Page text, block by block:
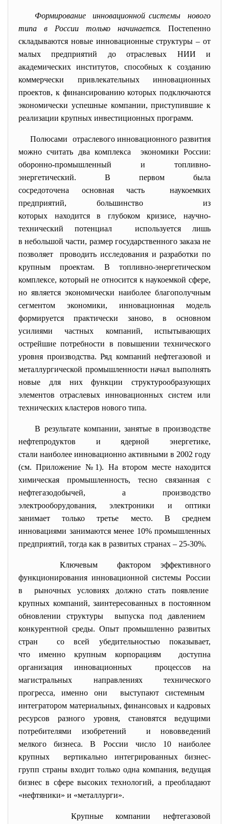
Формирование инновационной системы нового
типа в России только начинается. Постепенно
складываются новые инновационные структуры – от
малых предприятий до отраслевых НИИ и
академических институтов, способных к созданию
коммерчески привлекательных инновационных
проектов, к финансированию которых подключаются
экономически успешные компании, приступившие к
реализации крупных инвестиционных программ.
Полюсами отраслевого инновационного развития
можно считать два комплекса экономики России:
оборонно-промышленный и топливно-
энергетический. В первом была
сосредоточена основная часть наукоемких
предприятий, большинство из
которых находится в глубоком кризисе, научно-
технический потенциал используется лишь
в небольшой части, размер государственного заказа не
позволяет проводить исследования и разработки по
крупным проектам. В топливно-энергетическом
комплексе, который не относится к наукоемкой сфере,
но является экономически наиболее благополучным
сегментом экономики, инновационная модель
формируется практически заново, в основном
усилиями частных компаний, испытывающих
острейшие потребности в повышении технического
уровня производства. Ряд компаний нефтегазовой и
металлургической промышленности начал выполнять
новые для них функции структурообразующих
элементов отраслевых инновационных систем или
технических кластеров нового типа.
В результате компании, занятые в производстве
нефтепродуктов и ядерной энергетике,
стали наиболее инновационно активными в 2002 году
(см. Приложение №1). На втором месте находится
химическая промышленность, тесно связанная с
нефтегазодобычей, а производство
электрооборудования, электроники и оптики
занимает только третье место. В среднем
инновациями занимаются менее 10% промышленных
предприятий, тогда как в развитых странах – 25-30%.
Ключевым фактором эффективного
функционирования инновационной системы России
в рыночных условиях должно стать появление
крупных компаний, заинтересованных в постоянном
обновлении структуры выпуска под давлением
конкурентной среды. Опыт промышленно развитых
стран со всей убедительностью показывает,
что именно крупным корпорациям доступна
организация инновационных процессов на
магистральных направлениях технического
прогресса, именно они выступают системным
интегратором материальных, финансовых и кадровых
ресурсов разного уровня, становятся ведущими
потребителями изобретений и нововведений
мелкого бизнеса. В России число 10 наиболее
крупных вертикально интегрированных бизнес-
групп страны входит только одна компания, ведущая
бизнес в сфере высоких технологий, а преобладают
«нефтяники» и «металлурги».
Крупные компании нефтегазовой